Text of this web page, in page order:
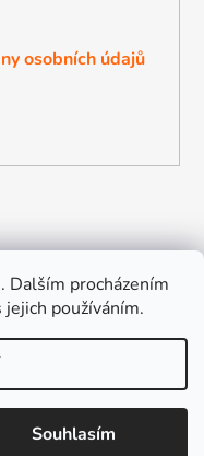
Dalším procházením
používáním.
Souhlasím
osobních údajů
práva vyhrazena.